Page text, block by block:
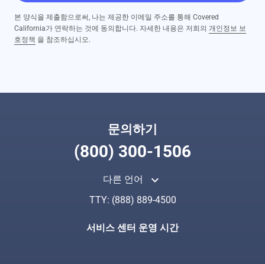
본 양식을 제출함으로써, 나는 제공한 이메일 주소를 통해 Covered
California가 연락하는 것에 동의합니다. 자세한 내용은 저희의 개인정보 보
호정책 을 참조하십시오.
문의하기
(800) 300-1506
다른 언어 keyboard_arrow_up
TTY: (888) 889-4500
서비스 센터 운영 시간